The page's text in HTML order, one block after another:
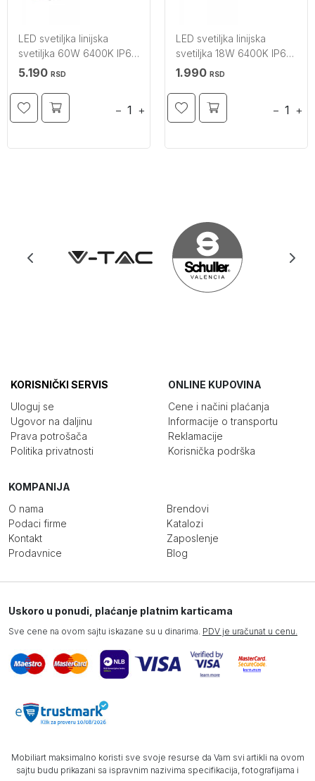
LED svetiljka linijska
svetiljka 60W 6400K IP65
1800x66x58 V-TAC
5.190 RSD
− +
LED svetiljka linijska
svetiljka 18W 6400K IP65
V-TAC
1.990 RSD
− +
KORISNIČKI SERVIS
Uloguj se
Ugovor na daljinu
Prava potrošača
Politika privatnosti
ONLINE KUPOVINA
Cene i načini plaćanja
Informacije o transportu
Reklamacije
Korisnička podrška
KOMPANIJA
O nama
Podaci firme
Kontakt
Prodavnice
Brendovi
Katalozi
Zaposlenje
Blog
Uskoro u ponudi, plaćanje platnim karticama
Sve cene na ovom sajtu iskazane su u dinarima. PDV je uračunat u cenu.
Mobiliart maksimalno koristi sve svoje resurse da Vam svi artikli na ovom
sajtu budu prikazani sa ispravnim nazivima specifikacija, fotografijama i